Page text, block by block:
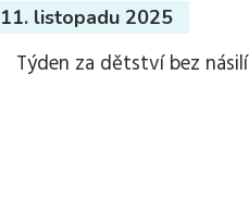
11. listopadu 2025
Týden za dětství bez násilí